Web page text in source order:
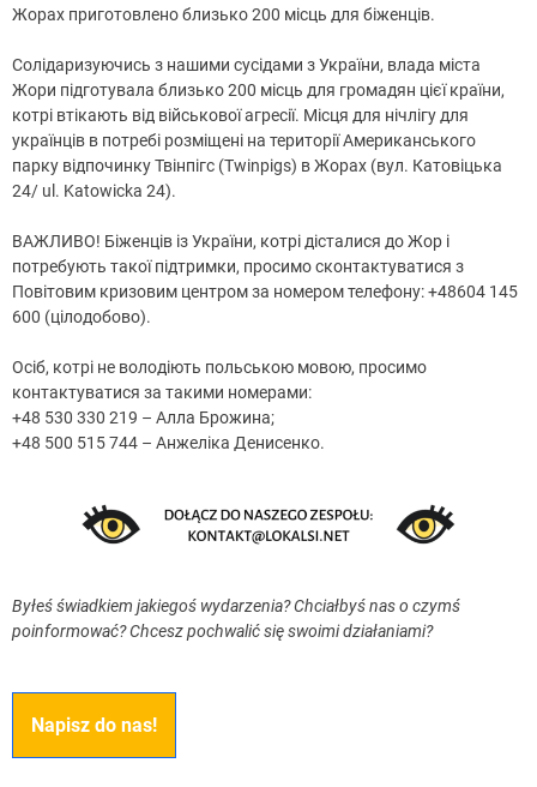
Жорах приготовлено близько 200 місць для біженців.
Солідаризуючись з нашими сусідами з України, влада міста
Жори підготувала близько 200 місць для громадян цієї країни,
котрі втікають від військової агресії. Місця для нічлігу для
українців в потребі розміщені на території Американського
парку відпочинку Твінпігс (Twinpigs) в Жорах (вул. Катовіцька
24/ ul. Katowicka 24).
ВАЖЛИВО! Біженців із України, котрі дісталися до Жор і
потребують такої підтримки, просимо сконтактуватися з
Повітовим кризовим центром за номером телефону: +48604 145
600 (цілодобово).
Осіб, котрі не володіють польською мовою, просимо
контактуватися за такими номерами:
+48 530 330 219 – Алла Брожина;
+48 500 515 744 – Анжеліка Денисенко.
Byłeś świadkiem jakiegoś wydarzenia? Chciałbyś nas o czymś
poinformować? Chcesz pochwalić się swoimi działaniami?
Napisz do nas!